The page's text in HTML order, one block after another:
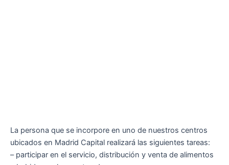
La persona que se incorpore en uno de nuestros centros
ubicados en Madrid Capital realizará las siguientes tareas:
– participar en el servicio, distribución y venta de alimentos